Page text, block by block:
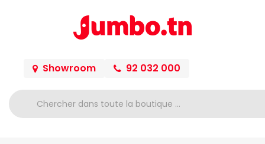
Showroom 92 032 000